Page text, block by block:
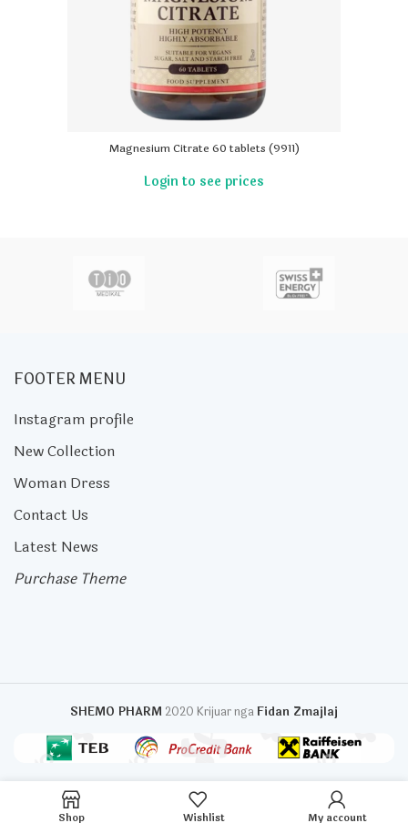
Magnesium Citrate 60 tablets (9911)
FOOTER MENU
Instagram profile
New Collection
Woman Dress
Contact Us
Latest News
Purchase Theme
SHEMO PHARM 2020 Krijuar ngaFidan Zmajlaj
Shop Wishlist My account